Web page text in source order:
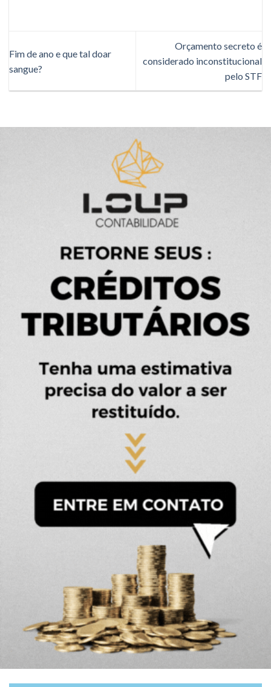
Fim de ano e que tal doar
sangue?
Orçamento secreto é
considerado inconstitucional
pelo STF